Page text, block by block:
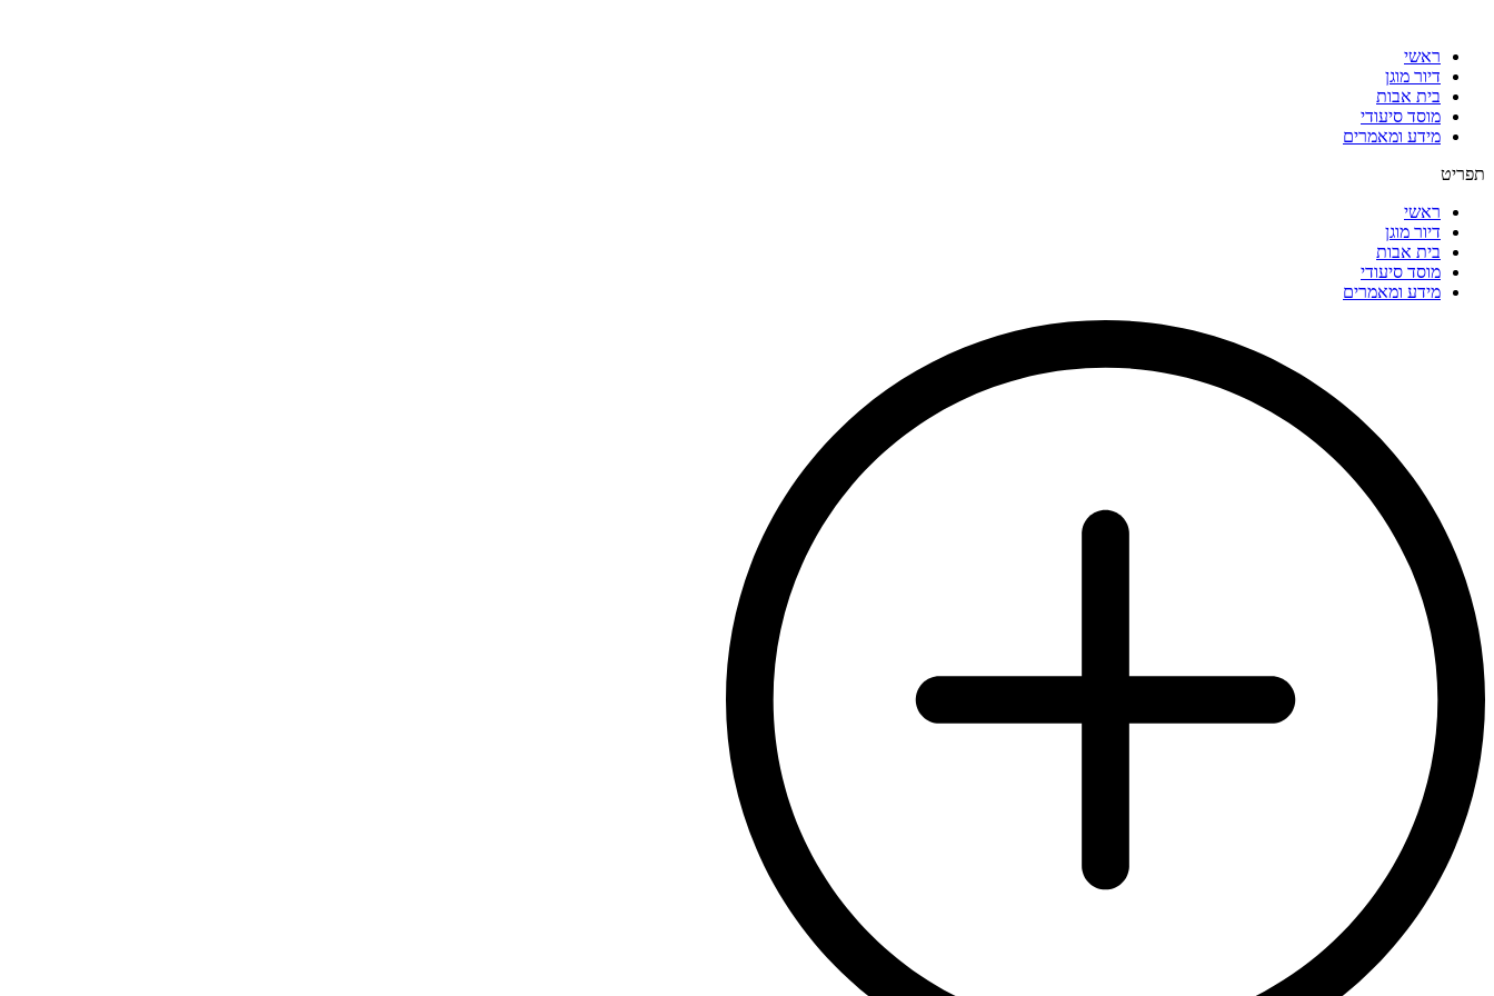
ראשי
דיור מוגן
בית אבות
מוסד סיעודי
מידע ומאמרים
תפריט
ראשי
דיור מוגן
בית אבות
מוסד סיעודי
מידע ומאמרים